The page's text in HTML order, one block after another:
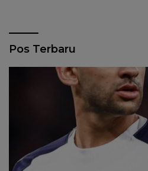
Pos Terbaru